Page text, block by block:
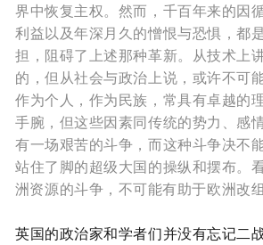
界中恢复主权。 然而，千百年来的因
利益以及年深月久的憎恨与恐惧，都
担，阻碍了上述那种革新。从技术上
的，但从社会与政治上说，或许不可
作为个人，作为民族，常具有卓越的
手腕，但这些因素同传统的势力、感
有一场艰苦的斗争，而这种斗争决不
站住了脚的超级大国的操纵和摆布。
洲资源的斗争，不可能有助于欧洲改组
英国的政治家和学者们并没有忘记二